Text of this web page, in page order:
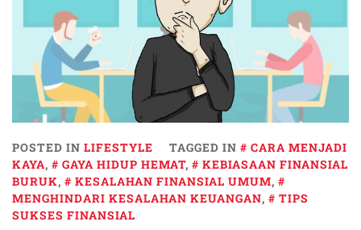
POSTED IN LIFESTYLE TAGGED IN
CARA MENJADI
KAYA, GAYA HIDUP HEMAT,
KEBIASAAN FINANSIAL
BURUK, KESALAHAN FINANSIAL UMUM,
MENGHINDARI KESALAHAN KEUANGAN,
TIPS
SUKSES FINANSIAL